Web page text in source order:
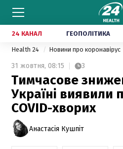
24 КАНАЛ ГЕОПОЛІТИКА
Health 24 Новини про коронавірус
31 жовтня, 08:15 3
Тимчасове
Україні виявили
COVID-хворих
Анастасія Кушпіт